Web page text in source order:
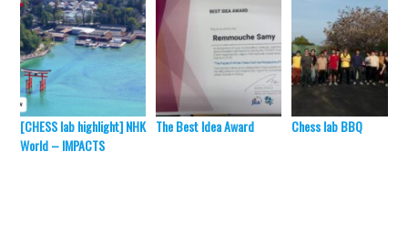
[CHESS lab highlight] NHK
World – IMPACTS
The Best Idea Award Chess lab BBQ